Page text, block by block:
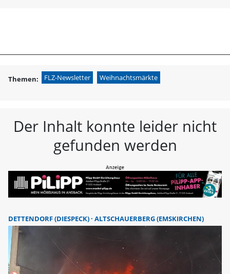
Themen: FLZ-Newsletter Weihnachtsmärkte
Der Inhalt konnte leider nicht
gefunden werden
DETTENDORF (DIESPECK) ALTSCHAUERBERG (EMSKIRCHEN)